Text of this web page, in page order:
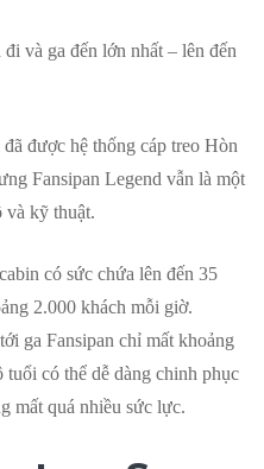
và ga đến lớn nhất – lên đến
được hệ thống cáp treo Hòn
Fansipan Legend vẫn là một
và kỹ thuật.
có sức chứa lên đến 35
2.000 khách mỗi giờ.
ga Fansipan chỉ mất khoảng
có thể dễ dàng chinh phục
mất quá nhiều sức lực.